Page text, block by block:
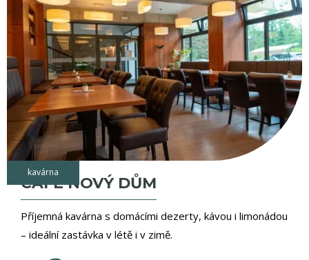
kavárna
CAFÉ NOVÝ DŮM
Příjemná kavárna s domácími dezerty, kávou i limonádou
– ideální zastávka v létě i v zimě.